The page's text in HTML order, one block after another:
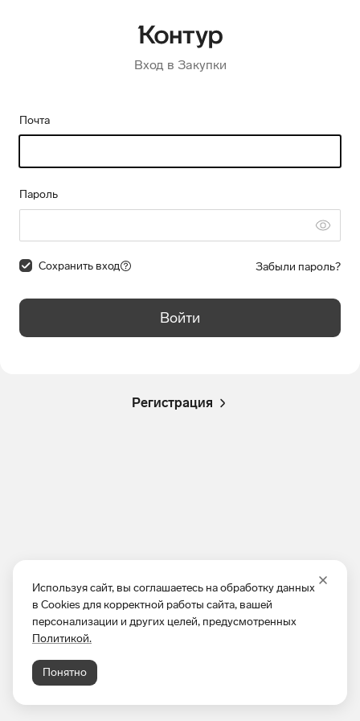
Используя сайт, вы соглашаетесь на обработку данных
в Cookies для корректной работы сайта, вашей
персонализации и других целей, предусмотренных
Политикой.
Понятно
Вход в Закупки
Почта
Пароль
Сохранить вход Забыли пароль?
Войти
Регистрация